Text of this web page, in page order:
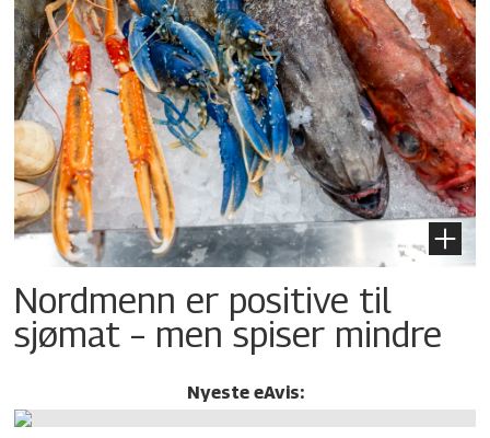
Nordmenn er positive til
sjømat – men spiser mindre
Nyeste eAvis: